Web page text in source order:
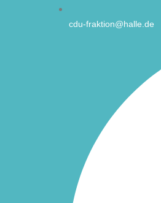
cdu-fraktion@halle.de